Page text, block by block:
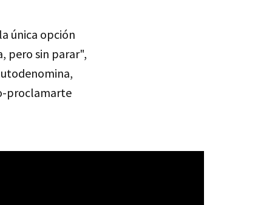
única opción
pero sin parar",
proclamarte